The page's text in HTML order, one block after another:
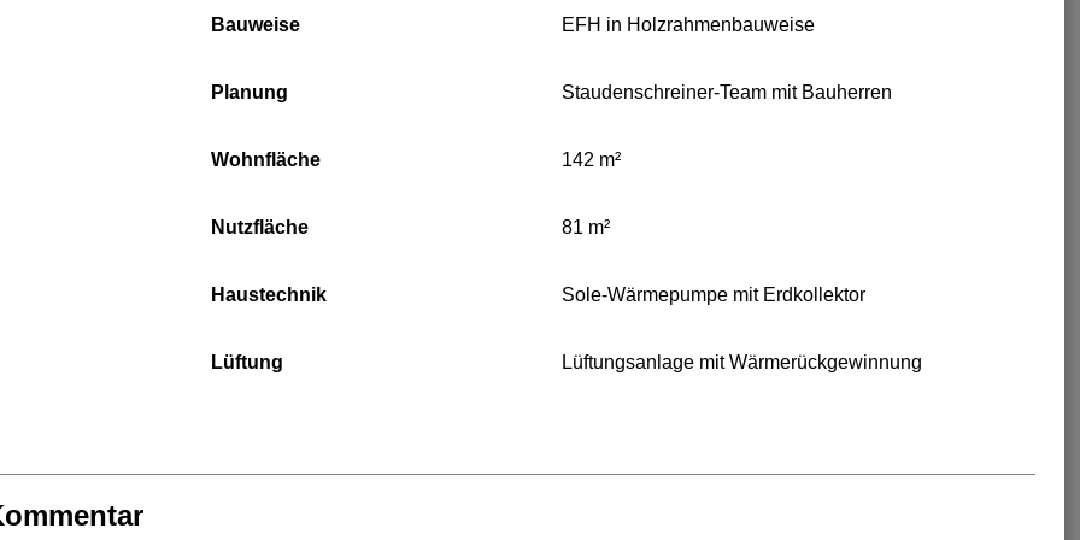
Bauweise EFH in Holzrahmenbauweise
Planung Staudenschreiner-Team mit Bauherren
Wohnfläche 142 m²
Nutzfläche 81 m²
Haustechnik Sole-Wärmepumpe mit Erdkollektor
Lüftung Lüftungsanlage mit Wärmerückgewinnung